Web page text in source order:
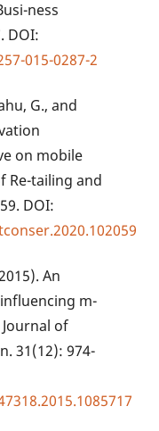
ness
DOI:
015-0287-2
G., and
on mobile
Re-tailing and
DOI:
An
m-
of
31(12): 974-